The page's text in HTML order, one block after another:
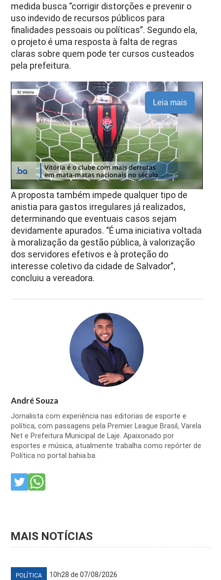
medida busca “corrigir distorções e prevenir o
uso indevido de recursos públicos para
finalidades pessoais ou políticas”. Segundo ela,
o projeto é uma resposta à falta de regras
claras sobre quem pode ter cursos custeados
pela prefeitura.
Leia mais
A proposta também impede qualquer tipo de
anistia para gastos irregulares já realizados,
determinando que eventuais casos sejam
devidamente apurados. “É uma iniciativa voltada
à moralização da gestão pública, à valorização
dos servidores efetivos e à proteção do
interesse coletivo da cidade de Salvador”,
concluiu a vereadora.
André Souza
Jornalista com experiência nas editorias de esporte e
política, com passagens pela Premier League Brasil, Varela
Net e Prefeitura Municipal de Laje. Apaixonado por
esportes e música, atualmente trabalha como repórter de
Política no portal bahia.ba.
MAIS NOTÍCIAS
POLÍTICA 10h28 de 07/08/2026